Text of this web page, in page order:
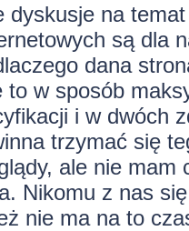
dyskusje na
są dla
dana
w sposób
i w dwóch
trzymać się
ale nie mam
Nikomu z nas
nie ma na to